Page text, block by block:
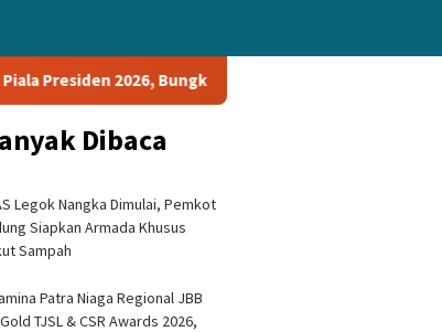
Bungkam Tampines Rovers 1-0 dan Lolos ke Semifinal
Dibaca
Legok Nangka Dimulai, Pemkot
Siapkan Armada Khusus
Sampah
Patra Niaga Regional JBB
TJSL & CSR Awards 2026,